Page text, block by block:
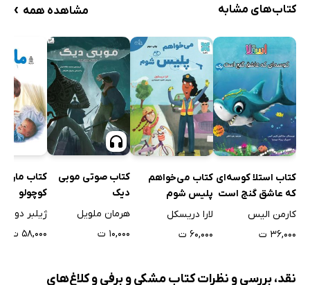
کتاب‌های مشابه مشاهده همه ›
کتاب استلا کوسه‌ای
که عاشق گنج است
کارمن الیس
۳۶,۰۰۰ ت
کتاب می‌خواهم
پلیس شوم
لارا دریسکل
۶۰,۰۰۰ ت
کتاب صوتی موبی
دیک
هرمان ملویل
۱۰,۰۰۰ ت
کتاب
کوچولو
ژیلبر
۵۸,۰۰۰ ت
نقد، بررسی و نظرات کتاب مشکی و برفی و کلاغ‌های